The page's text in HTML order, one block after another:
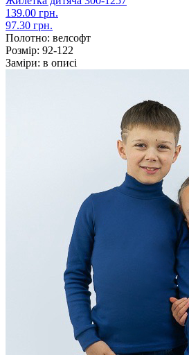
139.00 грн.
97.30 грн.
Полотно: велсофт
Розмір: 92-122
Заміри: в описі